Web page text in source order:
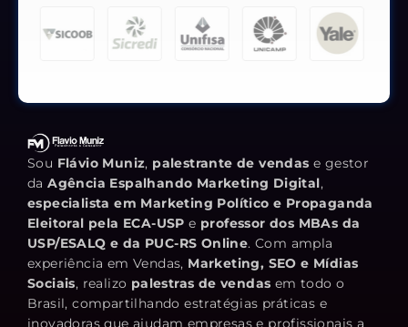
Sou Flávio Muniz, palestrante de vendas e gestor
daAgência Espalhando Marketing Digital,
especialista em Marketing Político e Propaganda
Eleitoral pela ECA-USP e professor dos MBAs da
USP/ESALQ e da PUC-RS Online. Com ampla
experiência em Vendas, Marketing, SEO e Mídias
Sociais, realizo palestras de vendas em todo o
Brasil, compartilhando estratégias práticas e
inovadoras que ajudam empresas e profissionais a